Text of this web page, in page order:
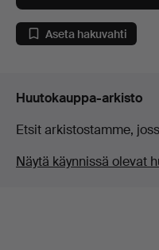
Aseta hakuvahti
Huutokauppa-arkisto
Etsit arkistostamme,
Näytä käynnissä olevat